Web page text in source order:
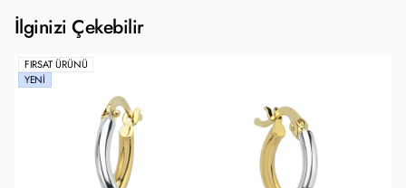
İlginizi Çekebilir
FIRSAT ÜRÜNÜ
YENI